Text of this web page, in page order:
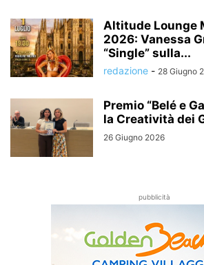
Altitude Lounge
2026: Vanessa
“Single” sulla...
redazione - 28 Giugno
Premio “Belé e
la Creatività dei
26 Giugno 2026
pubblicità